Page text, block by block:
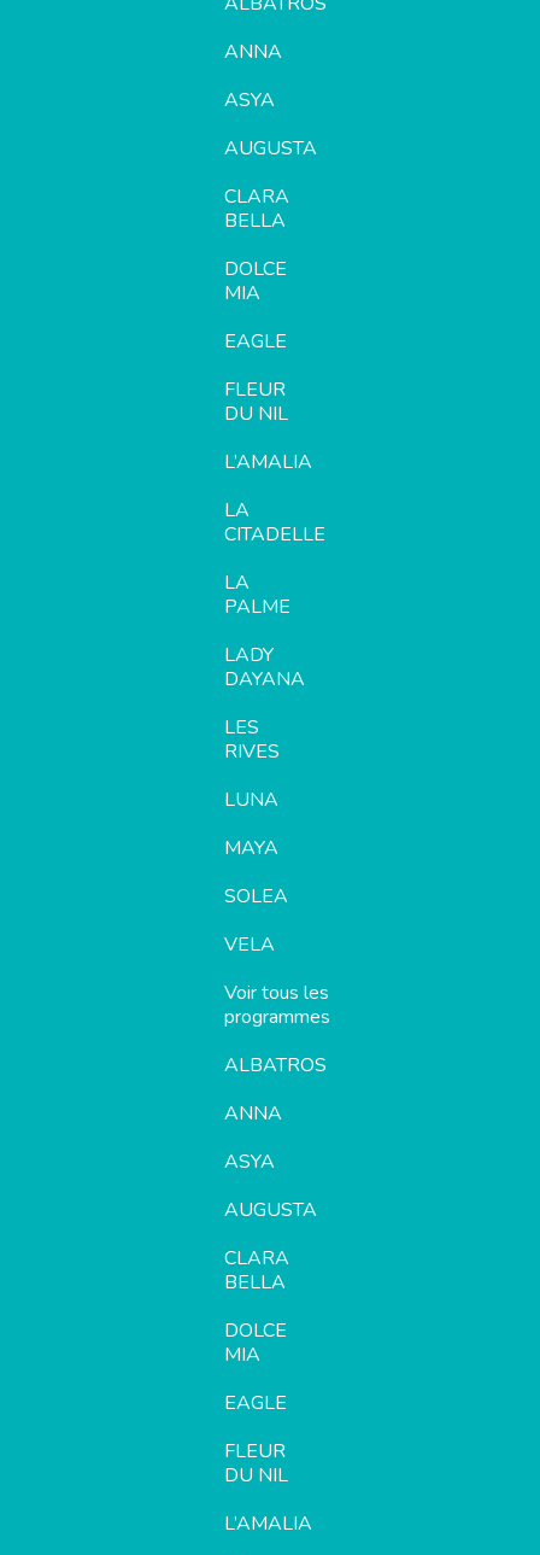
ANNA
ASYA
AUGUSTA
CLARA
BELLA
DOLCE
MIA
EAGLE
FLEUR
DU NIL
L’AMALIA
LA
CITADELLE
LA
PALME
LADY
DAYANA
LES
RIVES
LUNA
MAYA
SOLEA
VELA
Voir tous les
programmes
ALBATROS
ANNA
ASYA
AUGUSTA
CLARA
BELLA
DOLCE
MIA
EAGLE
FLEUR
DU NIL
L’AMALIA